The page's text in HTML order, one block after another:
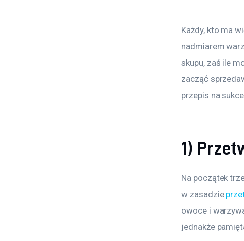
Każdy, kto ma
nadmiarem
skupu, zaś ile
zacząć
przepis na
1)
Na początek
w zasadzie
owoce i
jednakże